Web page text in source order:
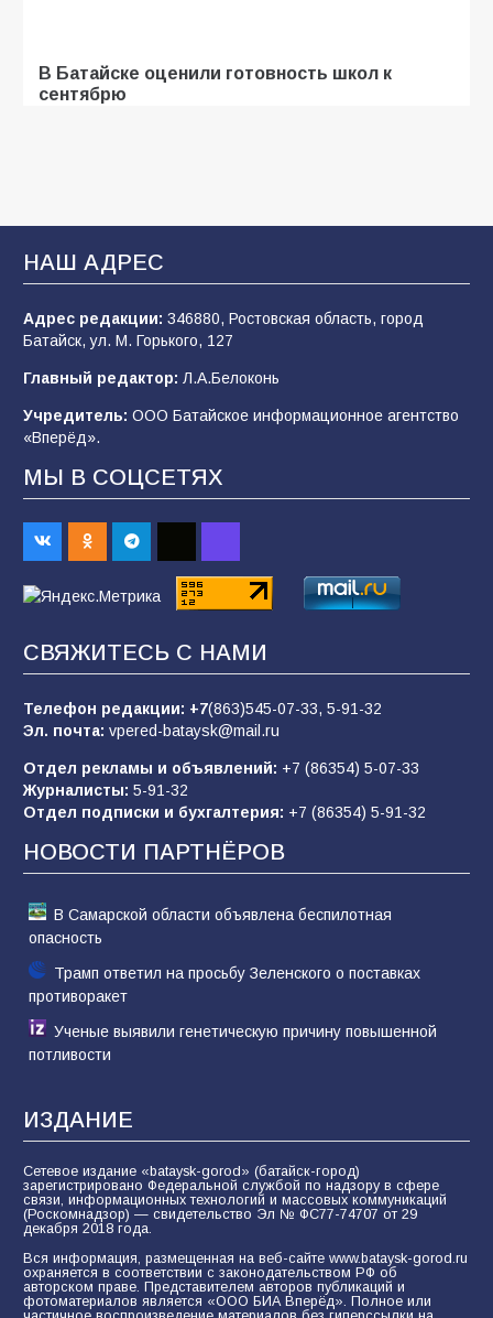
В Батайске оценили готовность школ к
сентябрю
образовательного кластера
106 05.08.2026
«Мобилизация или набор?» Что на самом
2026 года
101 03.08.2026
В Батайске продолжаются дорожные работы
98 04.08.2026
пропагандистский вброс
«Слухами Москву не возьмёшь»: почему
заявления Киева о мобилизации — это
отчаяние, а не разведка
81 02.08.2026
НАШ АДРЕС
Адрес редакции: 346880, Ростовская область, город
Батайск, ул. М. Горького, 127
Главный редактор: Л.А.Белоконь
Учредитель: ООО Батайское информационное агентство
«Вперёд».
МЫ В СОЦСЕТЯХ
СВЯЖИТЕСЬ С НАМИ
Телефон редакции: +7(863)545-07-33, 5-91-32
Эл. почта: vpered-bataysk@mail.ru
Отдел рекламы и объявлений: +7 (86354) 5-07-33
Журналисты: 5-91-32
Отдел подписки и бухгалтерия: +7 (86354) 5-91-32
НОВОСТИ ПАРТНЁРОВ
В Самарской области объявлена беспилотная
опасность
Трамп ответил на просьбу Зеленского о поставках
противоракет
Ученые выявили генетическую причину повышенной
потливости
ИЗДАНИЕ
Сетевое издание «bataysk-gorod» (батайск-город)
зарегистрировано Федеральной службой по надзору в сфере
связи, информационных технологий и массовых коммуникаций
(Роскомнадзор) — свидетельство Эл № ФС77-74707 от 29
декабря 2018 года.
Вся информация, размещенная на веб-сайте www.bataysk-gorod.ru
охраняется в соответствии с законодательством РФ об
авторском праве. Представителем авторов публикаций и
фотоматериалов является «ООО БИА Вперёд». Полное или